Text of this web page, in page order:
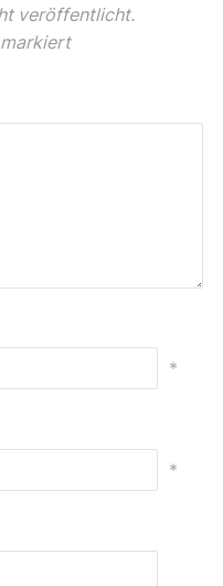
veröffentlicht.
*
*